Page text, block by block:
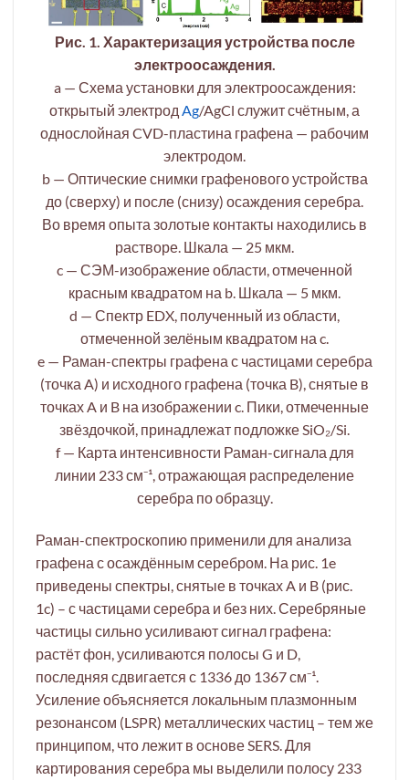
Рис. 1. Характеризация устройства после
электроосаждения.
a — Схема установки для электроосаждения:
открытый электрод Ag/AgCl служит счётным, а
однослойная CVD-пластина графена — рабочим
электродом.
b — Оптические снимки графенового устройства
до (сверху) и после (снизу) осаждения серебра.
Во время опыта золотые контакты находились в
растворе. Шкала — 25 мкм.
c — СЭМ-изображение области, отмеченной
красным квадратом на b. Шкала — 5 мкм.
d — Спектр EDX, полученный из области,
отмеченной зелёным квадратом на c.
e — Раман-спектры графена с частицами серебра
(точка A) и исходного графена (точка B), снятые в
точках A и B на изображении c. Пики, отмеченные
звёздочкой, принадлежат подложке SiO₂/Si.
f — Карта интенсивности Раман-сигнала для
линии 233 см⁻¹, отражающая распределение
серебра по образцу.
Раман-спектроскопию применили для анализа
графена с осаждённым серебром. На рис. 1e
приведены спектры, снятые в точках A и B (рис.
1c) – с частицами серебра и без них. Серебряные
частицы сильно усиливают сигнал графена:
растёт фон, усиливаются полосы G и D,
последняя сдвигается с 1336 до 1367 см⁻¹.
Усиление объясняется локальным плазмонным
резонансом (LSPR) металлических частиц – тем же
принципом, что лежит в основе SERS. Для
картирования серебра мы выделили полосу 233